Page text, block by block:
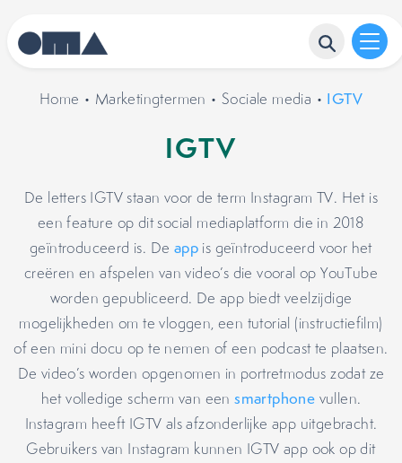
Home • Marketingtermen • Sociale media • IGTV
IGTV
De letters IGTV staan voor de term Instagram TV. Het is
een feature op dit social mediaplatform die in 2018
geïntroduceerd is. De app is geïntroduceerd voor het
creëren en afspelen van video’s die vooral op YouTube
worden gepubliceerd. De app biedt veelzijdige
mogelijkheden om te vloggen, een tutorial (instructiefilm)
of een mini docu op te nemen of een podcast te plaatsen.
De video’s worden opgenomen in portretmodus zodat ze
het volledige scherm van eensmartphone vullen.
Instagram heeft IGTV als afzonderlijke app uitgebracht.
Gebruikers van Instagram kunnen IGTV app ook op dit